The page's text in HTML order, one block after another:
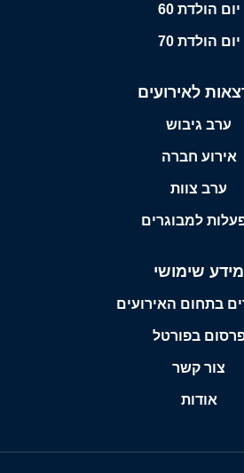
יום הולדת 60
יום הולדת 70
לאירועים
ערב גיבוש
אירוע חברה
ערב צוות
למבוגרים
מידע שימושי
בתחום האירועים
בפורטל
צור קשר
אודות